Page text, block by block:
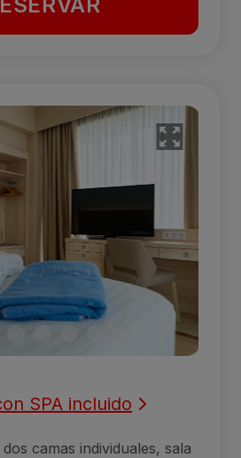
SPA incluido
camas individuales, sala